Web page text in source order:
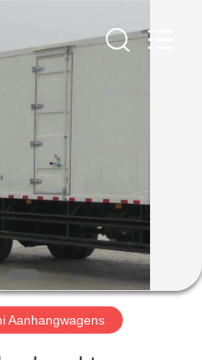
Aanhangwagens